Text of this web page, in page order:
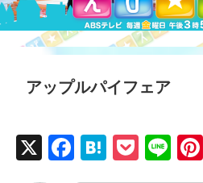
アップルパイフェア
X
F
H
P
Li